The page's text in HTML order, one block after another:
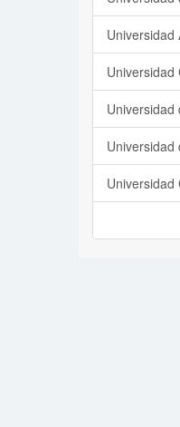
Universidad
Universidad
Universidad
Universidad
Universidad